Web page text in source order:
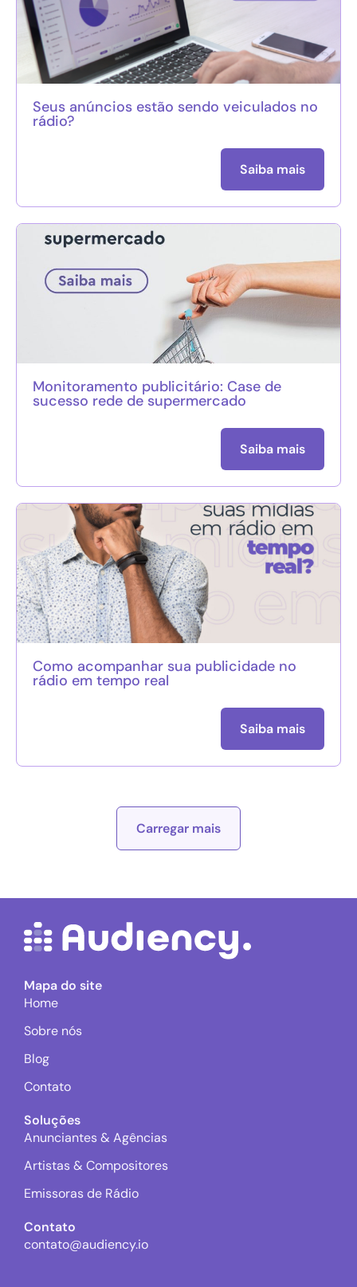
Seus anúncios estão sendo veiculados no
rádio?
Saiba mais
Monitoramento publicitário: Case de
sucesso rede de supermercado
Saiba mais
Como acompanhar sua publicidade no
rádio em tempo real
Saiba mais
Carregar mais
Mapa do site
Home
Sobre nós
Blog
Contato
Soluções
Anunciantes & Agências
Artistas & Compositores
Emissoras de Rádio
Contato
contato@audiency.io